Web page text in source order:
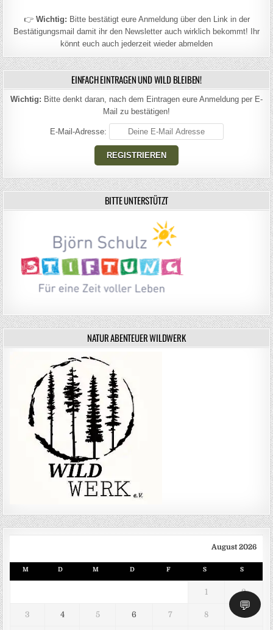
💬
👉 Wichtig: Bitte bestätigt eure Anmeldung über den Link in der
Bestätigungsmail damit ihr den Newsletter auch wirklich bekommt! Ihr
könnt euch auch jederzeit wieder abmelden
EINFACH EINTRAGEN UND WILD BLEIBEN!
Wichtig: Bitte denkt daran, nach dem Eintragen eure Anmeldung per E-
Mail zu bestätigen!
E-Mail-Adresse:
BITTE UNTERSTÜTZT
NATUR ABENTEUER WILDWERK
August 2026
M D M D F S S
1 2
3 4 5 6 7 8